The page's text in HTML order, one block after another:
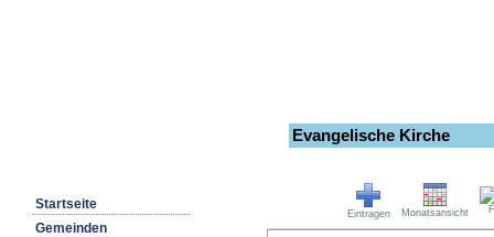
Evangelische Kirche
Startseite
Gemeinden
Eintragen Monatsansicht